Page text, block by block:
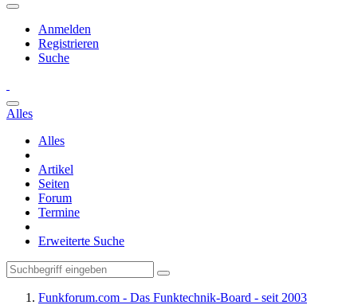
Anmelden
Registrieren
Suche
Alles
Alles
Artikel
Seiten
Forum
Termine
Erweiterte Suche
Funkforum.com - Das Funktechnik-Board - seit 2003